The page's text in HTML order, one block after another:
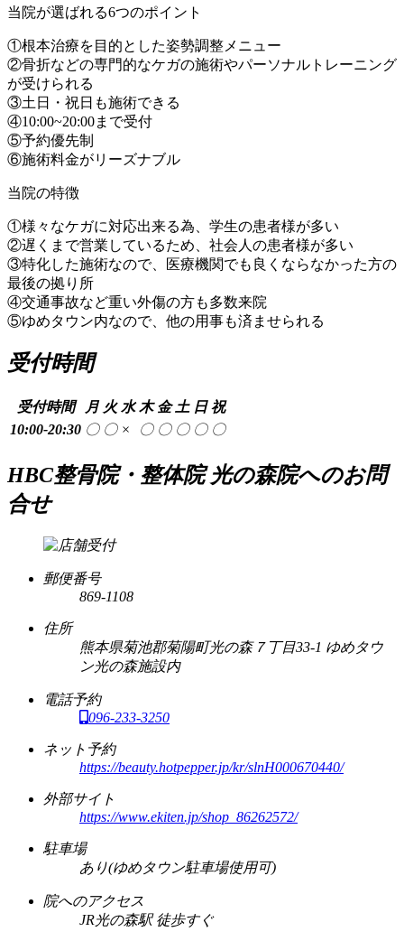
当院が選ばれる6つのポイント
①根本治療を目的とした姿勢調整メニュー
②骨折などの専門的なケガの施術やパーソナルトレーニング
が受けられる
③土日・祝日も施術できる
④10:00~20:00まで受付
⑤予約優先制
⑥施術料金がリーズナブル
当院の特徴
①様々なケガに対応出来る為、学生の患者様が多い
②遅くまで営業しているため、社会人の患者様が多い
③特化した施術なので、医療機関でも良くならなかった方の
最後の拠り所
④交通事故など重い外傷の方も多数来院
⑤ゆめタウン内なので、他の用事も済ませられる
受付時間
受付時間 月 火 水 木 金 土 日 祝
10:00-20:30 〇 〇 × 〇 〇 〇 〇 〇
HBC整骨院・整体院 光の森院へのお問
合せ
郵便番号
869-1108
住所
熊本県菊池郡菊陽町光の森７丁目33-1 ゆめタウ
ン光の森施設内
電話予約
096-233-3250
ネット予約
https://beauty.hotpepper.jp/kr/slnH000670440/
外部サイト
https://www.ekiten.jp/shop_86262572/
駐車場
あり(ゆめタウン駐車場使用可)
院へのアクセス
JR光の森駅 徒歩すぐ